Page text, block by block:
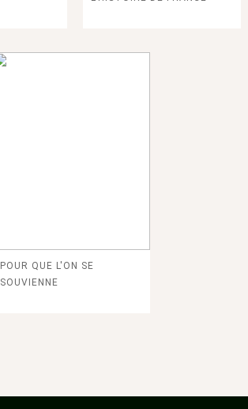
POUR QUE L'ON SE
SOUVIENNE